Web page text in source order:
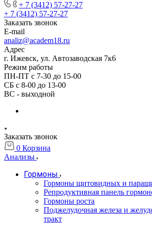
+ 7 (3412) 57-27-27
+ 7 (3412) 57-27-27
Заказать звонок
E-mail
analiz@academ18.ru
Адрес
г. Ижевск, ул. Автозаводская 7к6
Режим работы
ПН-ПТ с 7-30 до 15-00
СБ с 8-00 до 13-00
ВС - выходной
Заказать звонок
0 Корзина
Анализы
Гормоны
Гормоны щитовидных и
Репродуктивная панель
Гормоны роста
Поджелудочная железа и
тракт